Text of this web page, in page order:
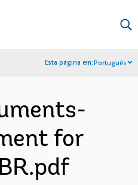
Esta página em:Português
for